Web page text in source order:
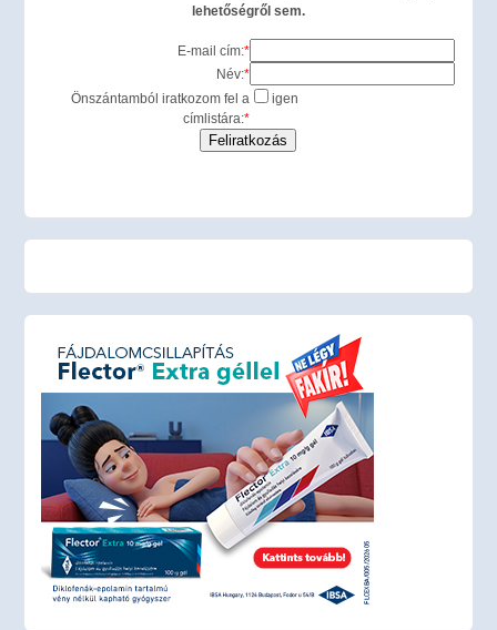
lehetőségről sem.
E-mail cím:*
Név:*
Önszántamból iratkozom fel a
címlistára:*
igen